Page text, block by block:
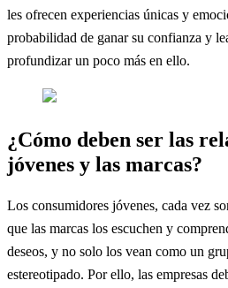
les ofrecen experiencias únicas y
probabilidad de ganar su confianza y
profundizar un poco más en ello.
¿Cómo deben ser las
jóvenes y las marcas?
Los consumidores jóvenes, cada vez
que las marcas los escuchen y
deseos, y no solo los vean como un
estereotipado. Por ello, las empresas